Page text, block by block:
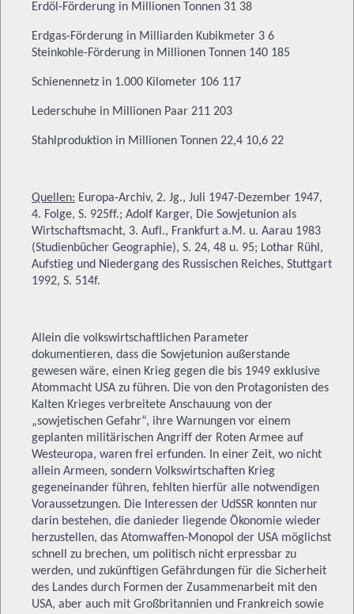
Erdöl-Förderung in Millionen Tonnen 31 38
Erdgas-Förderung in Milliarden Kubikmeter 3 6
Steinkohle-Förderung in Millionen Tonnen 140 185
Schienennetz in 1.000 Kilometer 106 117
Lederschuhe in Millionen Paar 211 203
Stahlproduktion in Millionen Tonnen 22,4 10,6 22
Quellen: Europa-Archiv, 2. Jg., Juli 1947-Dezember 1947,
4. Folge, S. 925ff.; Adolf Karger, Die Sowjetunion als
Wirtschaftsmacht, 3. Aufl., Frankfurt a.M. u. Aarau 1983
(Studienbücher Geographie), S. 24, 48 u. 95; Lothar Rühl,
Aufstieg und Niedergang des Russischen Reiches, Stuttgart
1992, S. 514f.
Allein die volkswirtschaftlichen Parameter
dokumentieren, dass die Sowjetunion außerstande
gewesen wäre, einen Krieg gegen die bis 1949 exklusive
Atommacht USA zu führen. Die von den Protagonisten des
Kalten Krieges verbreitete Anschauung von der
„sowjetischen Gefahr“, ihre Warnungen vor einem
geplanten militärischen Angriff der Roten Armee auf
Westeuropa, waren frei erfunden. In einer Zeit, wo nicht
allein Armeen, sondern Volkswirtschaften Krieg
gegeneinander führen, fehlten hierfür alle notwendigen
Voraussetzungen. Die Interessen der UdSSR konnten nur
darin bestehen, die danieder liegende Ökonomie wieder
herzustellen, das Atomwaffen-Monopol der USA möglichst
schnell zu brechen, um politisch nicht erpressbar zu
werden, und zukünftigen Gefährdungen für die Sicherheit
des Landes durch Formen der Zusammenarbeit mit den
USA, aber auch mit Großbritannien und Frankreich sowie